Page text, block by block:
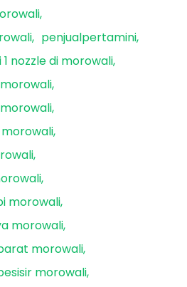
penjualpertamini
nozzle di morowali
morowali
morowali
morowali
morowali